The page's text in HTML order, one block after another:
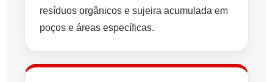
resíduos orgânicos e sujeira acumulada em
poços e áreas específicas.